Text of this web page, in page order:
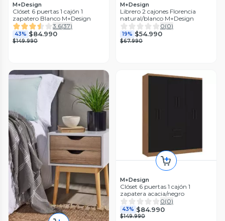
M+Design
Clóset 6 puertas 1 cajón 1
zapatero Blanco M+Design
3.6(37)
43% $84.990
$149.990
M+Design
Librero 2 cajones Florencia
natural/blanco M+Design
0(0)
19% $54.990
$67.990
M+Design
Clóset 6 puertas 1 cajón 1
zapatera acacia/negro
0(0)
43% $84.990
$149.990